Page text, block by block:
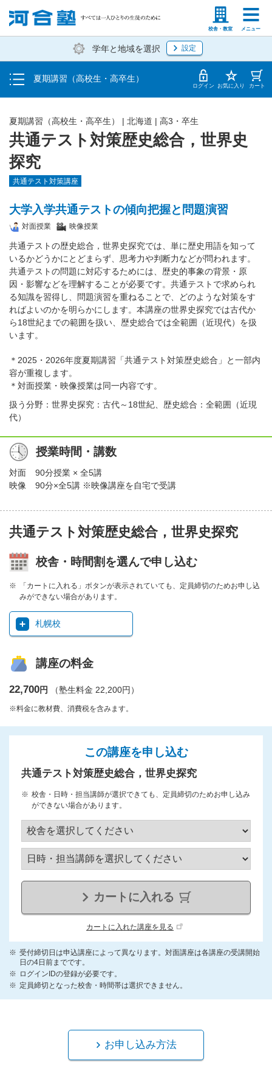
校舎・教室 メニュー
塾生の方 高等学校の先生
学年と地域を選択 設定
夏期講習（高校生・高卒生）
受講料・お申し込み方法
受講開始までの流れ
校舎・教室一覧 ログイン お気に入り カート
共通テスト対策歴史総合，世界史
探究
夏期講習（高校生・高卒生） | 北海道 | 高3・卒生
共通テスト対策講座
大学入学共通テストの傾向把握と問題演習
対面授業 映像授業
共通テストの歴史総合，世界史探究では、単に歴史用語を知って
いるかどうかにとどまらず、思考力や判断力などが問われます。
共通テストの問題に対応するためには、歴史的事象の背景・原
因・影響などを理解することが必要です。共通テストで求められ
る知識を習得し、問題演習を重ねることで、どのような対策をす
ればよいのかを明らかにします。本講座の世界史探究では古代か
ら18世紀までの範囲を扱い、歴史総合では全範囲（近現代）を扱
います。
＊2025・2026年度夏期講習「共通テスト対策歴史総合」と一部内
容が重複します。
＊対面授業・映像授業は同一内容です。
扱う分野：世界史探究：古代～18世紀、歴史総合：全範囲（近現
代）
授業時間・講数
対面
90分授業 × 全5講
映像
90分×全5講 ※映像講座を自宅で受講
共通テスト対策歴史総合，世界史探究
校舎・時間割を選んで申し込む
「カートに入れる」ボタンが表示されていても、定員締切のためお申し込
みができない場合があります。
札幌校
講座の料金
22,700円 （塾生料金 22,200円）
※料金に教材費、消費税を含みます。
この講座を申し込む
共通テスト対策歴史総合，世界史探究
校舎・日時・担当講師が選択できても、定員締切のためお申し込み
ができない場合があります。
カートに入れる
カートに入れた講座を見る
受付締切日は申込講座によって異なります。対面講座は各講座の受講開始
日の4日前までです。
ログインIDの登録が必要です。
定員締切となった校舎・時間帯は選択できません。
お申し込み方法